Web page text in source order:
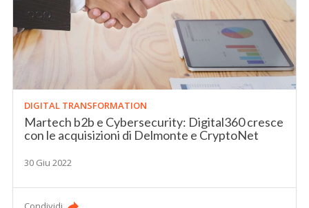
DIGITAL TRANSFORMATION
Martech b2b e Cybersecurity: Digital360 cresce
con le acquisizioni di Delmonte e CryptoNet
30 Giu 2022